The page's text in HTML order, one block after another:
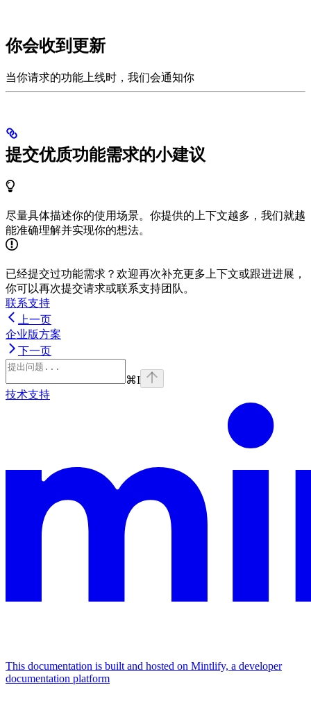
你会收到更新
当你请求的功能上线时，我们会通知你
提交优质功能需求的小建议
尽量具体描述你的使用场景。你提供的上下文越多，我们就越
能准确理解并实现你的想法。
已经提交过功能需求？欢迎再次补充更多上下文或跟进进展，
你可以再次提交请求或联系支持团队。
联系支持
上一页
企业版方案
下一页
⌘I
技术支持
This documentation is built and hosted on Mintlify, a developer
documentation platform